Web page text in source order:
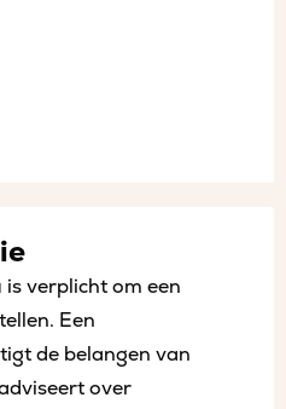
verplicht om een
Een
de belangen van
over